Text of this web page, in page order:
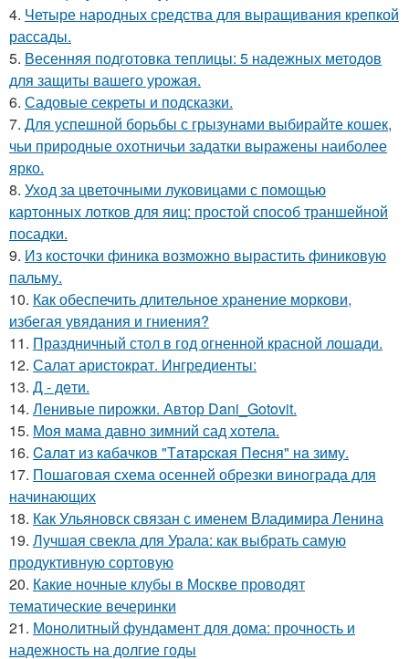
4. Четыре народных средства для выращивания крепкой
рассады.
5. Весенняя подготовка теплицы: 5 надежных методов
для защиты вашего урожая.
6. Садовые секреты и подсказки.
7. Для успешной борьбы с грызунами выбирайте кошек,
чьи природные охотничьи задатки выражены наиболее
ярко.
8. Уход за цветочными луковицами с помощью
картонных лотков для яиц: простой способ траншейной
посадки.
9. Из косточки финика возможно вырастить финиковую
пальму.
10. Как обеспечить длительное хранение моркови,
избегая увядания и гниения?
11. Праздничный стол в год огненной красной лошади.
12. Салат аристократ. Ингредиенты:
13. Д - дeти.
14. Ленивые пирожки. Автор Dani_Gotovit.
15. Моя мама давно зимний сад хотела.
16. Caлaт из кaбaчкoв "Тaтapcкaя Пecня" нa зиму.
17. Пошаговая схема осенней обрезки винограда для
начинающих
18. Как Ульяновск связан с именем Владимира Ленина
19. Лучшая свекла для Урала: как выбрать самую
продуктивную сортовую
20. Какие ночные клубы в Москве проводят
тематические вечеринки
21. Монолитный фундамент для дома: прочность и
надежность на долгие годы